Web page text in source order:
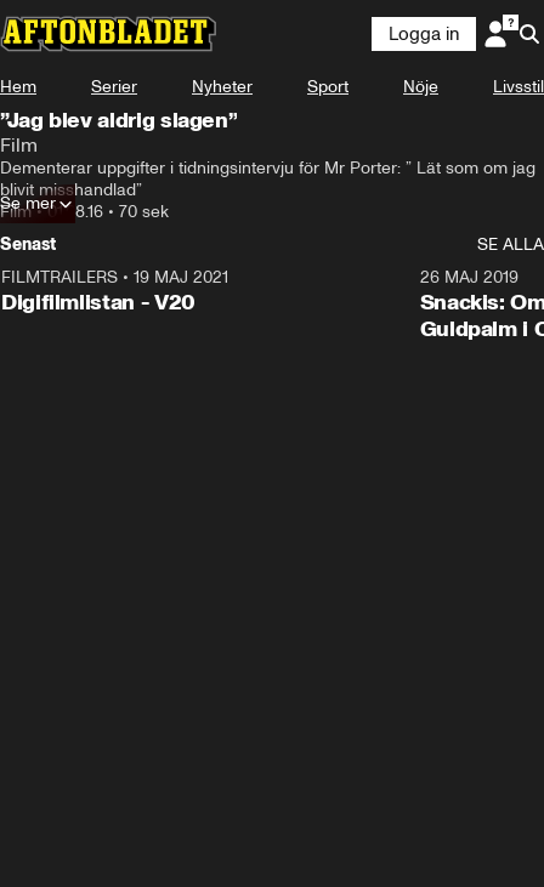
Logga in
Hem Serier Nyheter Sport Nöje Livsstil
”Jag blev aldrig slagen”
Film
Dementerar uppgifter i tidningsintervju för Mr Porter: ” Lät som om jag
blivit misshandlad”
Film•01.08.16 • 70 sek
Se mer
Senast
SE ALLA
FILMTRAILERS • 19 MAJ 2021
Digifilmlistan - V20
26 MAJ 2019
Snackis:
Guldpalm i